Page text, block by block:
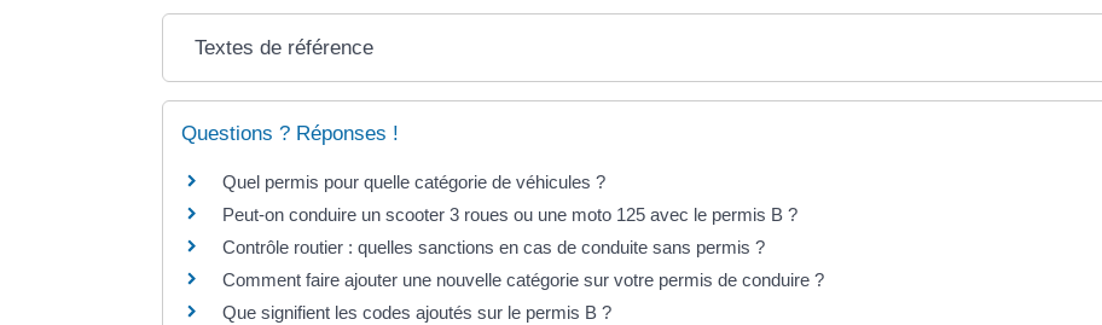
Textes de référence
Questions ? Réponses !
Quel permis pour quelle catégorie de véhicules ?
Peut-on conduire un scooter 3 roues ou une moto 125 avec le permis B ?
Contrôle routier : quelles sanctions en cas de conduite sans permis ?
Comment faire ajouter une nouvelle catégorie sur votre permis de conduire ?
Que signifient les codes ajoutés sur le permis B ?